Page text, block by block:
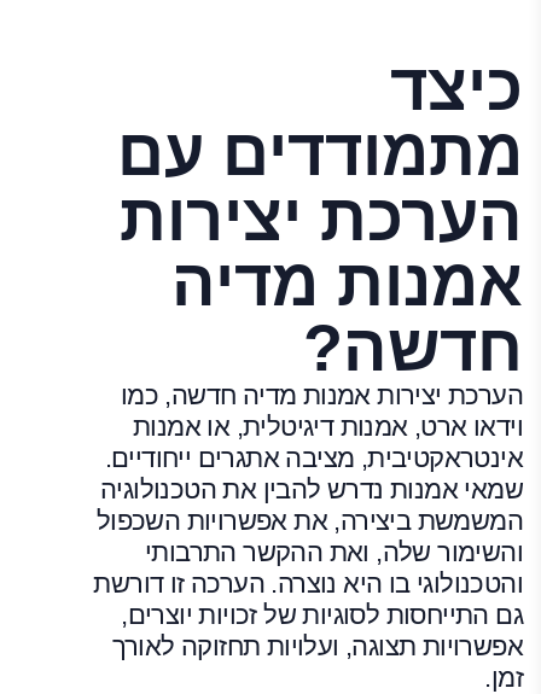
כיצד
מתמודדים עם
הערכת יצירות
אמנות מדיה
חדשה?
הערכת יצירות אמנות מדיה חדשה, כמו
וידאו ארט, אמנות דיגיטלית, או אמנות
אינטראקטיבית, מציבה אתגרים ייחודיים.
שמאי אמנות נדרש להבין את הטכנולוגיה
המשמשת ביצירה, את אפשרויות השכפול
והשימור שלה, ואת ההקשר התרבותי
והטכנולוגי בו היא נוצרה. הערכה זו דורשת
גם התייחסות לסוגיות של זכויות יוצרים,
אפשרויות תצוגה, ועלויות תחזוקה לאורך
זמן.